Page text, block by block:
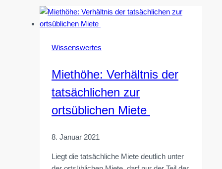
Wissenswertes
Miethöhe: Verhältnis der
tatsächlichen zur
ortsüblichen Miete
8. Januar 2021
Liegt die tatsächliche Miete deutlich unter